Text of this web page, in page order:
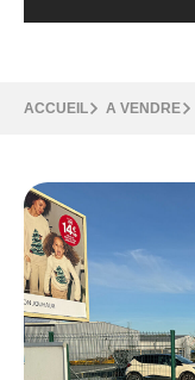
ACCUEIL A VENDRE